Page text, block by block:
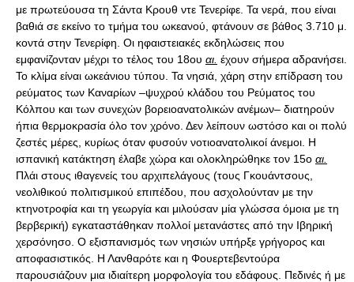
με πρωτεύουσα τη Σάντα Κρουθ ντε Τενερίφε. Τα νερά, που είναι
βαθιά σε εκείνο το τμήμα του ωκεανού, φτάνουν σε βάθος 3.710 μ.
κοντά στην Τενερίφη. Οι ηφαιστειακές εκδηλώσεις που
εμφανίζονταν μέχρι το τέλος του 18ου αι. έχουν σήμερα αδρανήσει.
Το κλίμα είναι ωκεάνιου τύπου. Τα νησιά, χάρη στην επίδραση του
ρεύματος των Καναρίων –ψυχρού κλάδου του Ρεύματος του
Κόλπου και των συνεχών βορειοανατολικών ανέμων– διατηρούν
ήπια θερμοκρασία όλο τον χρόνο. Δεν λείπουν ωστόσο και οι πολύ
ζεστές μέρες, κυρίως όταν φυσούν νοτιοανατολικοί άνεμοι. Η
ισπανική κατάκτηση έλαβε χώρα και ολοκληρώθηκε τον 15ο αι.
Πλάι στους ιθαγενείς του αρχιπελάγους (τους Γκουάντσους,
νεολιθικού πολιτισμικού επιπέδου, που ασχολούνταν με την
κτηνοτροφία και τη γεωργία και μιλούσαν μία γλώσσα όμοια με τη
βερβερική) εγκαταστάθηκαν πολλοί μετανάστες από την Ιβηρική
χερσόνησο. Ο εξισπανισμός των νησιών υπήρξε γρήγορος και
αποφασιστικός. Η Λανθαρότε και η Φουερτεβεντούρα
παρουσιάζουν μια ιδιαίτερη μορφολογία του εδάφους. Πεδινές ή με